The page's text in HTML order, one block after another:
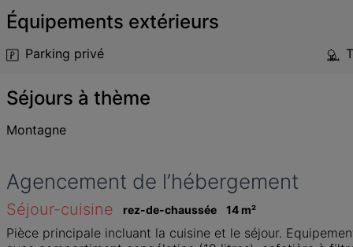
Équipements extérieurs
Parking privé
Séjours à thème
Montagne
Agencement de l’hébergement
Séjour-cuisine rez-de-chaussée 14 m²
Pièce principale incluant la cuisine et le séjour.